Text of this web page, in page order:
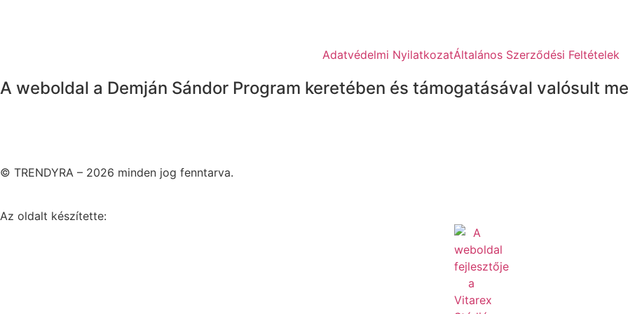
Adatvédelmi NyilatkozatÁltalános Szerződési Feltételek
A weboldal a Demján Sándor Program keretében és támogatásával valósult
© TRENDYRA – 2026 minden jog fenntarva.
Az oldalt készítette: